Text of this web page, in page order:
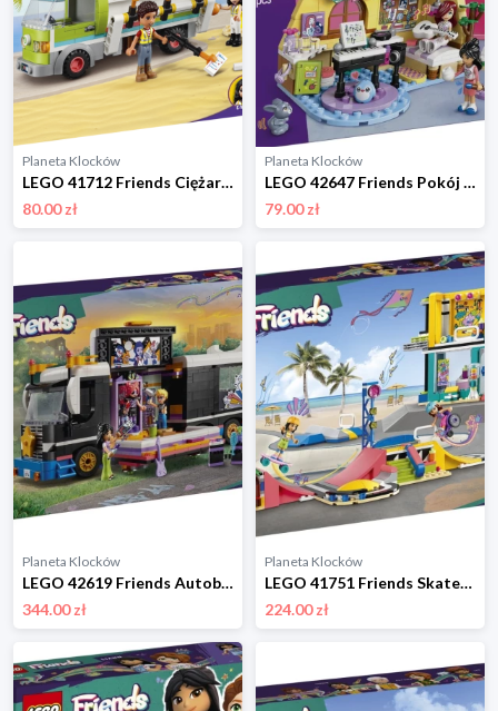
Planeta Klocków
LEGO 41712 Friends Ciężarówka recyklingowa Lego
80.00 zł
Planeta Klocków
LEGO 42647 Friends Pokój Paisley Lego
79.00 zł
Planeta Klocków
LEGO 42619 Friends Autobus koncertowy gwiazdy pop Lego
344.00 zł
Planeta Klocków
LEGO 41751 Friends Skatepark Lego
224.00 zł